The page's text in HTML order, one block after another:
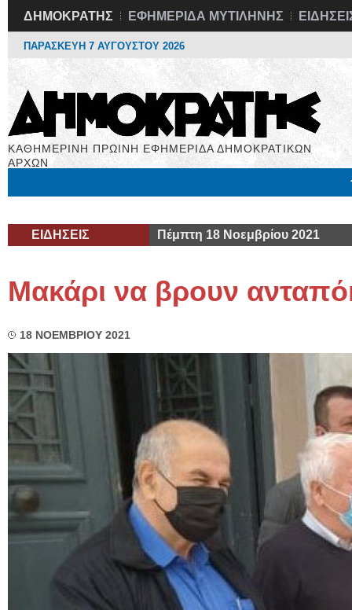
ΔΗΜΟΚΡΑΤΗΣ ΕΦΗΜΕΡΙΔΑ ΜΥΤΙΛΗΝΗΣ
ΠΑΡΑΣΚΕΥΗ 7 ΑΥΓΟΥΣΤΟΥ 2026
ΚΑΘΗΜΕΡΙΝΗ ΠΡΩΙΝΗ ΕΦΗΜΕΡΙΔΑ ΔΗΜΟΚΡΑΤΙΚΩΝ
ΑΡΧΩΝ
ΕΙΔΗΣΕΙΣ Πέμπτη 18 Νοεμβρίου 2021
Μακάρι να βρουν
18 ΝΟΕΜΒΡΙΟΥ 2021